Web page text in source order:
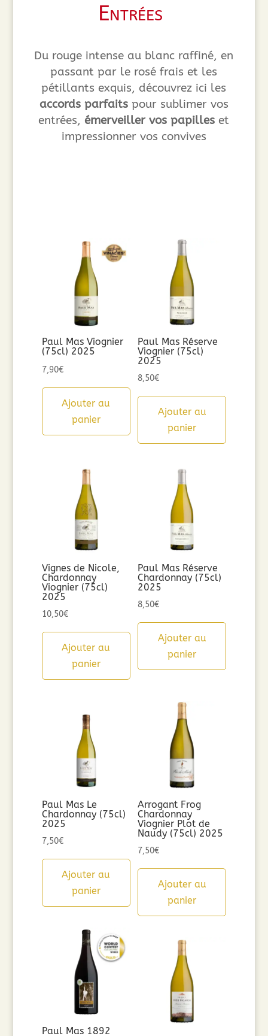
Entrées
Du rouge intense au blanc raffiné, en
passant par le rosé frais et les
pétillants exquis, découvrez ici les
accords parfaitspour sublimer vos
entrées, émerveiller vos papilles et
impressionner vos convives
Paul Mas Viognier
(75cl) 2025
7,90€
Ajouter au
panier
Paul Mas Réserve
Viognier (75cl)
2025
8,50€
Ajouter au
panier
Vignes de Nicole,
Chardonnay
Viognier (75cl)
2025
10,50€
Ajouter au
panier
Paul Mas Réserve
Chardonnay (75cl)
2025
8,50€
Ajouter au
panier
Paul Mas Le
Chardonnay (75cl)
2025
7,50€
Ajouter au
panier
Arrogant Frog
Chardonnay
Viognier Plot de
Naudy (75cl) 2025
7,50€
Ajouter au
panier
Paul Mas 1892